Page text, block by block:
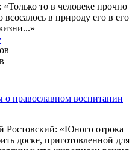
то в человеке прочно
в природу его в его
о православном воспитании
Ростовский: «Юного отрока
доске, приготовленной для